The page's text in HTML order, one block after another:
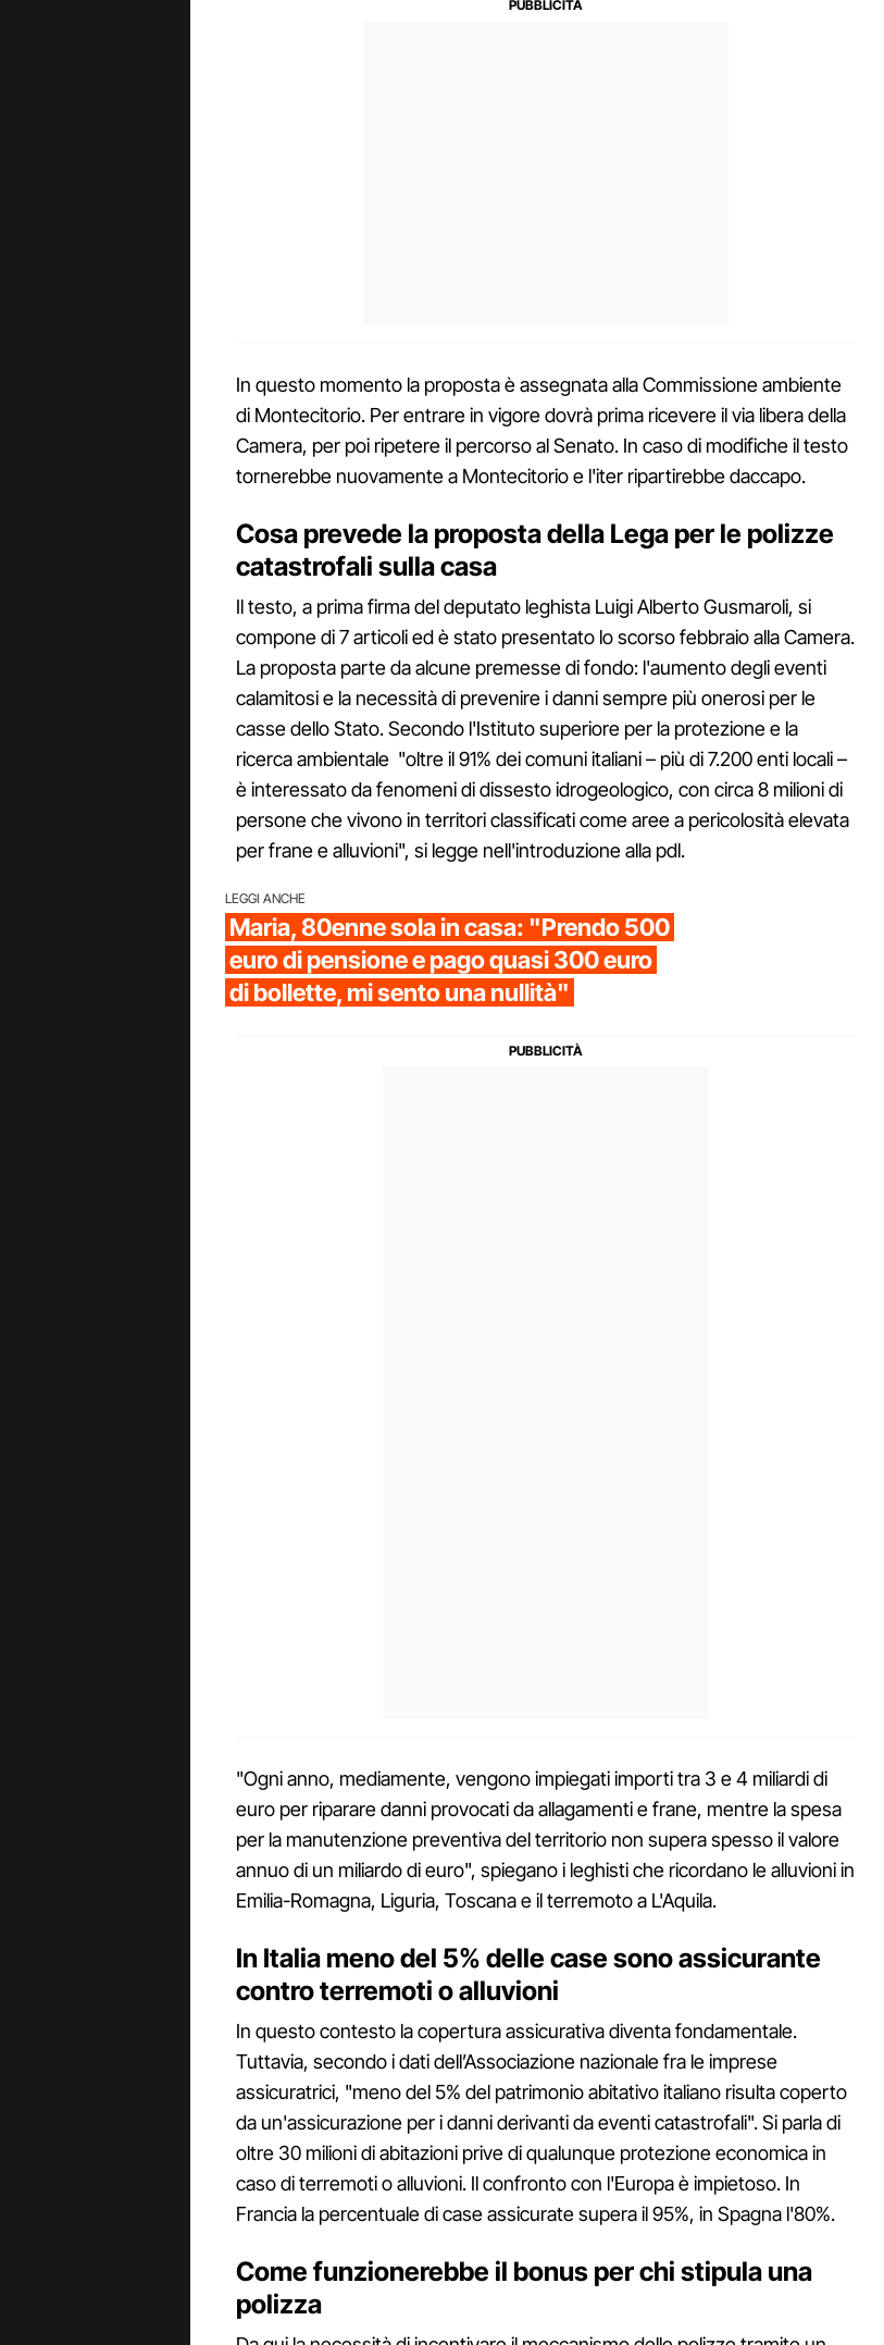
In questo momento la proposta è assegnata alla Commissione ambiente
di Montecitorio. Per entrare in vigore dovrà prima ricevere il via libera della
Camera, per poi ripetere il percorso al Senato. In caso di modifiche il testo
tornerebbe nuovamente a Montecitorio e l'iter ripartirebbe daccapo.
Cosa prevede la proposta della Lega per le polizze
catastrofali sulla casa
Il testo, a prima firma del deputato leghista Luigi Alberto Gusmaroli, si
compone di 7 articoli ed è stato presentato lo scorso febbraio alla Camera.
La proposta parte da alcune premesse di fondo: l'aumento degli eventi
calamitosi e la necessità di prevenire i danni sempre più onerosi per le
casse dello Stato. Secondo l'Istituto superiore per la protezione e la
ricerca ambientale "oltre il 91% dei comuni italiani – più di 7.200 enti locali –
è interessato da fenomeni di dissesto idrogeologico, con circa 8 milioni di
persone che vivono in territori classificati come aree a pericolosità elevata
per frane e alluvioni", si legge nell'introduzione alla pdl.
LEGGI ANCHE
Maria, 80enne sola in casa: "Prendo 500
euro di pensione e pago quasi 300 euro
di bollette, mi sento una nullità"
"Ogni anno, mediamente, vengono impiegati importi tra 3 e 4 miliardi di
euro per riparare danni provocati da allagamenti e frane, mentre la spesa
per la manutenzione preventiva del territorio non supera spesso il valore
annuo di un miliardo di euro", spiegano i leghisti che ricordano le alluvioni in
Emilia-Romagna, Liguria, Toscana e il terremoto a L'Aquila.
In Italia meno del 5% delle case sono assicurante
contro terremoti o alluvioni
In questo contesto la copertura assicurativa diventa fondamentale.
Tuttavia, secondo i dati dell’Associazione nazionale fra le imprese
assicuratrici, "meno del 5% del patrimonio abitativo italiano risulta coperto
da un'assicurazione per i danni derivanti da eventi catastrofali". Si parla di
oltre 30 milioni di abitazioni prive di qualunque protezione economica in
caso di terremoti o alluvioni. Il confronto con l'Europa è impietoso. In
Francia la percentuale di case assicurate supera il 95%, in Spagna l'80%.
Come funzionerebbe il bonus per chi stipula una
polizza